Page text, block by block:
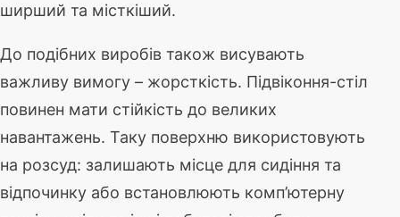
ширший та місткіший.
До подібних виробів також висувають
важливу вимогу – жорсткість. Підвіконня-стіл
повинен мати стійкість до великих
навантажень. Таку поверхню використовують
на розсуд: залишають місце для сидіння та
відпочинку або встановлюють комп’ютерну